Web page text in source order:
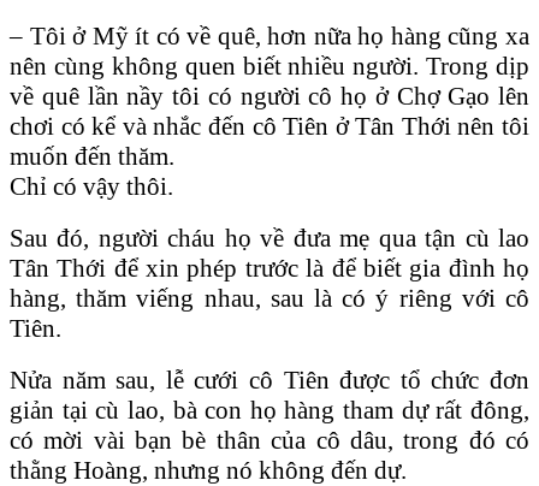
– Tôi ở Mỹ ít có về quê, hơn nữa họ hàng cũng xa
nên cùng không quen biết nhiều người. Trong dịp
về quê lần nầy tôi có người cô họ ở Chợ Gạo lên
chơi có kể và nhắc đến cô Tiên ở Tân Thới nên tôi
muốn đến thăm.
Chỉ có vậy thôi.
Sau đó, người cháu họ về đưa mẹ qua tận cù lao
Tân Thới để xin phép trước là để biết gia đình họ
hàng, thăm viếng nhau, sau là có ý riêng với cô
Tiên.
Nửa năm sau, lễ cưới cô Tiên được tổ chức đơn
giản tại cù lao, bà con họ hàng tham dự rất đông,
có mời vài bạn bè thân của cô dâu, trong đó có
thằng Hoàng, nhưng nó không đến dự.